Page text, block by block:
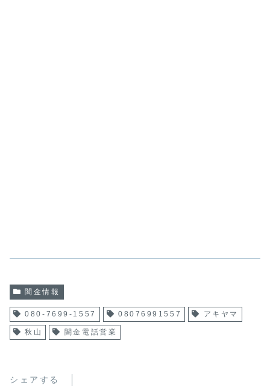
闇金情報
080-7699-1557 08076991557 アキヤマ
秋山 闇金電話営業
シェアする